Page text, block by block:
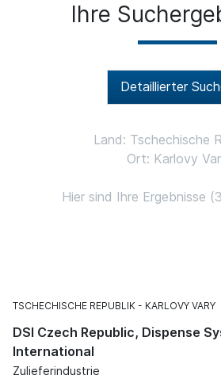
Ihre
Detaillierter
Land: Tschechische
Ort: Karlovy
Hier sind Ihre Ergebnisse
TSCHECHISCHE REPUBLIK KARLOVY VARY
DSI Czech Republic, Dispense
International
Zulieferindustrie